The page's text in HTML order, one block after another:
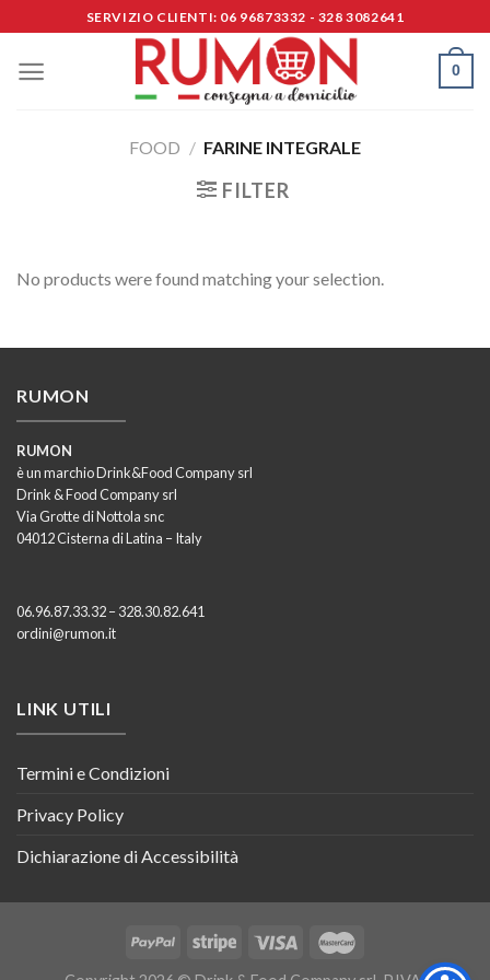
to
content
SERVIZIO CLIENTI: 06 96873332 - 328 3082641
0
FOOD / FARINE INTEGRALE
FILTER
No products were found matching your selection.
RUMON
RUMON
è un marchio Drink&Food Company srl
Drink & Food Company srl
Via Grotte di Nottola snc
04012 Cisterna di Latina – Italy
06.96.87.33.32 – 328.30.82.641
ordini@rumon.it
LINK UTILI
Termini e Condizioni
Privacy Policy
Dichiarazione di Accessibilità